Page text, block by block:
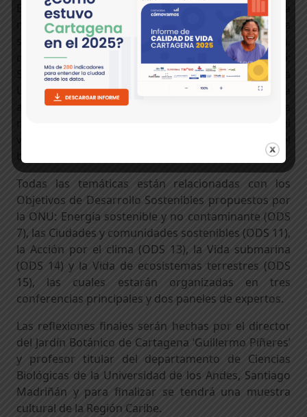
El segundo lleva por título ‘Patrimonio de la
naturaleza: Ecosistemas terrestres y vida
submarina’, y está integrado por Rosamira Guillén,
directora ejecutiva de la Fundación Proyecto Tití;
Santiago Saavedra, profesor asistente de la
Universidad del Rosario y Sandra Vilardy, profesora
asistente de la Universidad de los Andes. La
vicerrector académico de la Universidad del Norte, el
biólogo Joachim Hahn.
Todas las temáticas están relacionadas con los
Objetivos de Desarrollo Sostenibles propuestos por
la ONU: Energía sostenible y no contaminante (ODS
7), las Ciudades y comunidades sostenibles (ODS 11),
la Acción por el clima (ODS 13), la Vida submarina
(ODS 14) y la Vida de ecosistemas terrestres (ODS
15), las cuales estarán organizadas en tres
conferencias principales y dos paneles de expertos.
Las reflexiones finales serán hechas por el director
del Jardín Botánico de Cartagena ‘Guillermo Piñeres’
y profesor titular del departamento de Ciencias
Biológicas de la Universidad de los Andes, Santiago
Madriñán y para finalizar se tendrá una muestra
cultural de la Región Caribe.